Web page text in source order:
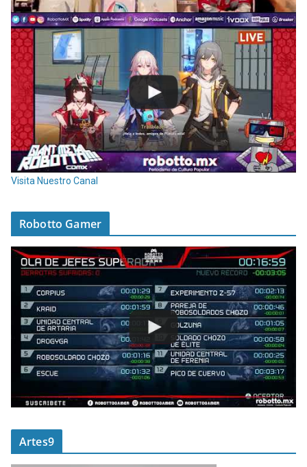
Visita Nuestro Canal
Robotto Gamer
Artes9